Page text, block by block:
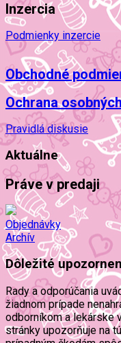
Inzercia
Podmienky inzercie
Obchodné
Ochrana
Pravidlá diskusie
Aktuálne
Práve v predaji
Objednávky
Archív
Dôležité
Rady a odporúčania
žiadnom prípade
odborníkom a lekárske
stránky upozorňuje na